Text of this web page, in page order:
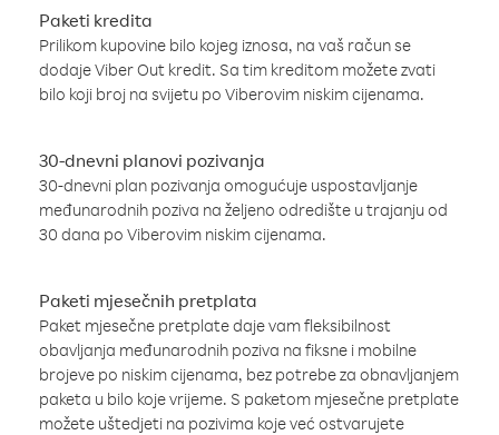
Paketi kredita
Prilikom kupovine bilo kojeg iznosa, na vaš račun se
dodaje Viber Out kredit. Sa tim kreditom možete zvati
bilo koji broj na svijetu po Viberovim niskim cijenama.
30-dnevni planovi pozivanja
30-dnevni plan pozivanja omogućuje uspostavljanje
međunarodnih poziva na željeno odredište u trajanju od
30 dana po Viberovim niskim cijenama.
Paketi mjesečnih pretplata
Paket mjesečne pretplate daje vam fleksibilnost
obavljanja međunarodnih poziva na fiksne i mobilne
brojeve po niskim cijenama, bez potrebe za obnavljanjem
paketa u bilo koje vrijeme. S paketom mjesečne pretplate
možete uštedjeti na pozivima koje već ostvarujete